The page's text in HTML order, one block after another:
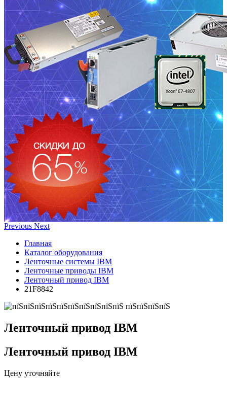
Previous Next
Главная
Каталог оборудования
Ленточные системы IBM
Ленточные приводы IBM
Ленточный привод IBM
21F8842
Ленточный привод IBM
Ленточный привод IBM
Цену уточняйте